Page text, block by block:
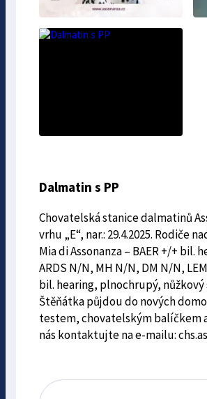
Dalmatin s PP
Chovatelská stanice dalmatinů
vrhu „E“, nar.: 29.4.2025. Rodiče
Mia di Assonanza – BAER +/+ bil.
ARDS N/N, MH N/N, DM N/N,
bil. hearing, plnochrupý, nůžkový
Štěňátka půjdou do nových
testem, chovatelským balíčkem
nás kontaktujte na e-mailu: